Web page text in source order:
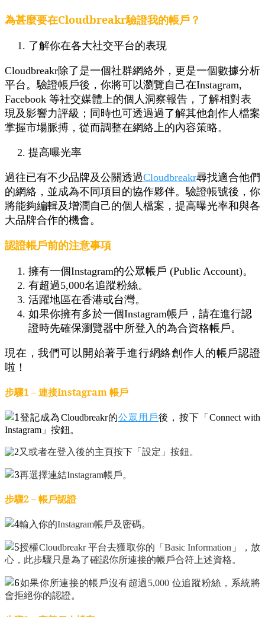
為甚麼要在Cloudbreakr驗證我的帳戶？
了解你在各大社交平台的表現
Cloudbreakr除了是一個社群網絡外，更是一個數據分析
平台。驗證帳戶後，你將可以瀏覽自己在Instagram,
Facebook 等社交媒體上的個人洞察報告，了解相對表
現及影響力評級；同時也可透過過了解其他創作人檔案
掌握市場脈搏，從而調整在網絡上的內容策略。
提高曝光率
過往已有不少品牌及公關透過Cloudbreakr尋找適合他們
的網絡，並成為不同項目的協作夥伴。驗證帳號後，你
將能夠編輯及增潤自己的個人檔案，提高曝光率和與各
大品牌合作的機會。
認證帳戶前的注意事項
擁有一個Instagram的公眾帳戶 (Public Account)。
有超過5,000名追蹤粉絲。
活躍地區在香港或台灣。
如果你擁有多於一個Instagram帳戶，請在進行認
證時先確保瀏覽器中所登入的為合資格帳戶。
現在，我們可以開始著手進行網絡創作人的帳戶認證
啦！
步驟1 – 連接Instagram 帳戶
登記成為Cloudbreakr的公眾用戶後，按下「Connect with
Instagram」按鈕。
又或者在登入後的主頁按下「設定」按鈕。
再選擇連結Instagram帳戶。
步驟2 – 帳戶認證
輸入你的Instagram帳戶及密碼。
授權Cloudbreakr 平台去獲取你的「Basic Information」，放
心，此步驟只是為了確認你所連接的帳戶合符上述資格。
如果你所連接的帳戶沒有超過5,000 位追蹤粉絲，系統將
會拒絕你的認證。